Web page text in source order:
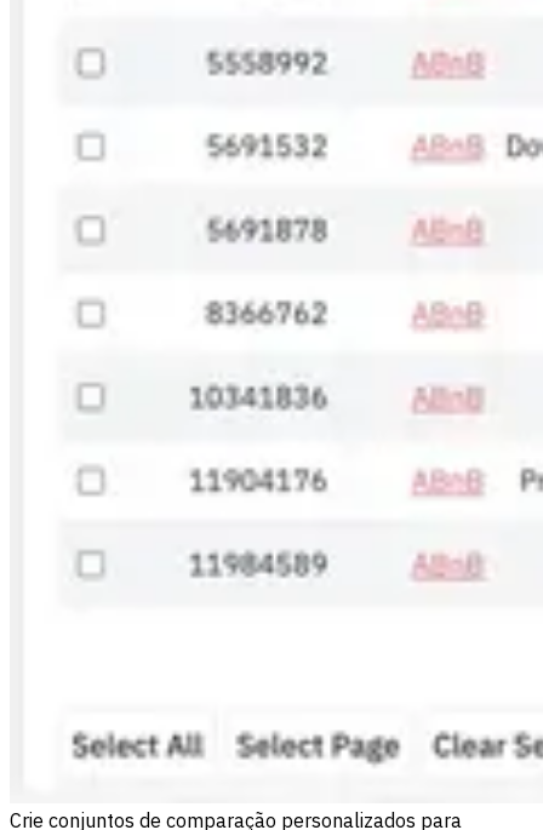
Crie conjuntos de comparação personalizados para